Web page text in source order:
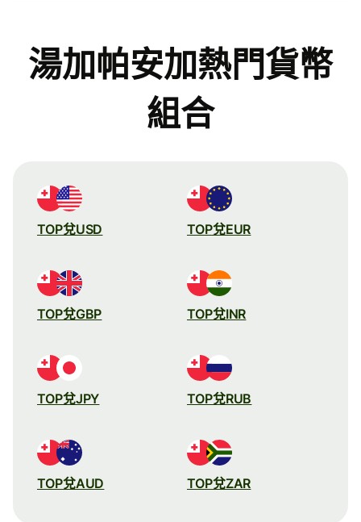
湯加帕安加熱門貨幣
組合
TOP兌USD TOP兌EUR
TOP兌GBP TOP兌INR
TOP兌JPY TOP兌RUB
TOP兌AUD TOP兌ZAR